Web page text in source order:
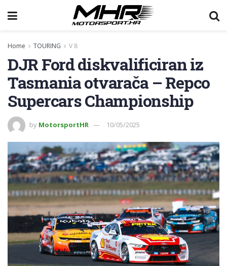
Home TOURING V 8
DJR Ford diskvalificiran iz
Tasmania otvarača – Repco
Supercars Championship
by MotorsportHR 10/05/2025